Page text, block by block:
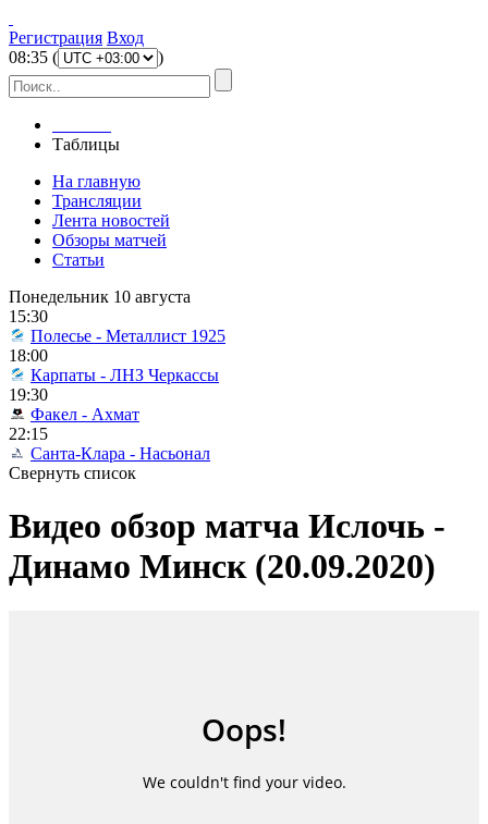
Регистрация Вход
08:35 ( )
Таблицы
На главную
Трансляции
Лента новостей
Обзоры матчей
Статьи
Понедельник 10 августа
15:30
Полесье - Металлист 1925
18:00
Карпаты - ЛНЗ Черкассы
19:30
Факел - Ахмат
22:15
Санта-Клара - Насьонал
Свернуть список
Видео обзор матча Ислочь -
Динамо Минск (20.09.2020)